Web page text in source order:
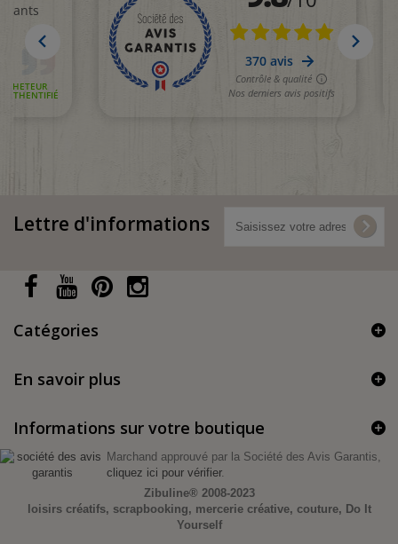
Lettre d'informations
Catégories
En savoir plus
Informations sur votre boutique
Marchand approuvé par la Société des Avis Garantis,
cliquez ici pour vérifier.
Zibuline® 2008-2023
loisirs créatifs, scrapbooking, mercerie créative, couture, Do It
Yourself